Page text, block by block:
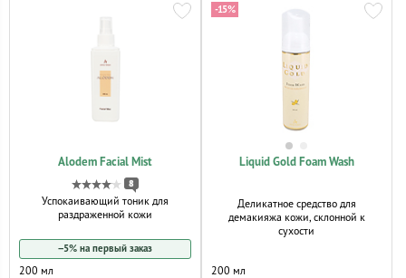
Alodem Facial Mist
8
Успокаивающий тоник для
раздраженной кожи
−5% на первый заказ
200 мл
Liquid Gold Foam Wash
Деликатное средство для
демакияжа кожи, склонной к
сухости
-15%
200 мл